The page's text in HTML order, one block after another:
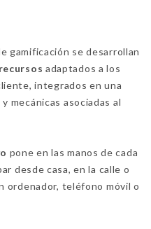
gamificación se desarrollan
adaptados a los
integrados en una
mecánicas asociadas al
pone en las manos de cada
desde casa, en la calle o
ordenador, teléfono móvil o